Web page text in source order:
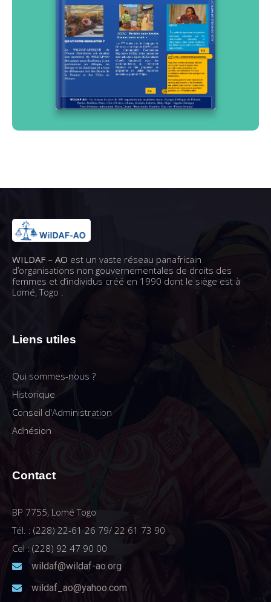
WILDAF – AO est un vaste réseau panafricain
d’organisations non gouvernementales de droits des
femmes et d’individus créé en 1990 dont le siège est à
Lomé, Togo .
Liens utiles
Qui sommes-nous ?
Historique
Conseil d'Administration
Adhésion
Contact
BP 7755, Lomé Togo
Tél. : (228) 22-61 26 79/ 22 61 73 90
Cel : (228) 92 47 90 00
wildaf@wildaf-ao.org
wildaf_ao@yahoo.com